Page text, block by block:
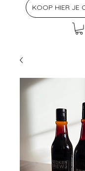
KOOP HIER JE